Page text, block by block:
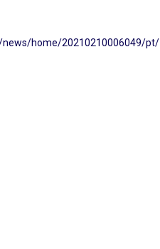
news/home/20210210006049/pt/